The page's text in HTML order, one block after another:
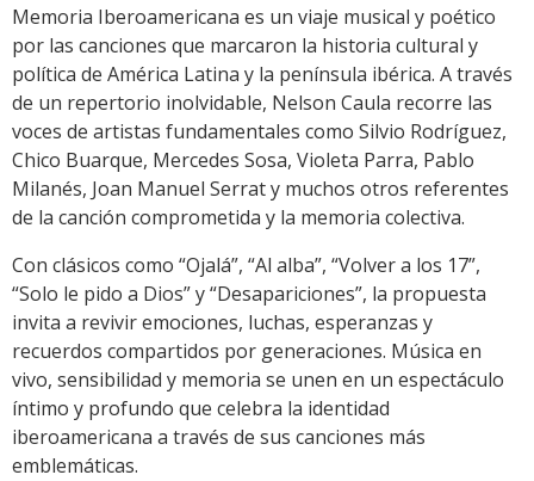
Link
Memoria Iberoamericana es un viaje musical y poético
por las canciones que marcaron la historia cultural y
política de América Latina y la península ibérica. A través
de un repertorio inolvidable, Nelson Caula recorre las
voces de artistas fundamentales como Silvio Rodríguez,
Chico Buarque, Mercedes Sosa, Violeta Parra, Pablo
Milanés, Joan Manuel Serrat y muchos otros referentes
de la canción comprometida y la memoria colectiva.
Con clásicos como “Ojalá”, “Al alba”, “Volver a los 17”,
“Solo le pido a Dios” y “Desapariciones”, la propuesta
invita a revivir emociones, luchas, esperanzas y
recuerdos compartidos por generaciones. Música en
vivo, sensibilidad y memoria se unen en un espectáculo
íntimo y profundo que celebra la identidad
iberoamericana a través de sus canciones más
emblemáticas.